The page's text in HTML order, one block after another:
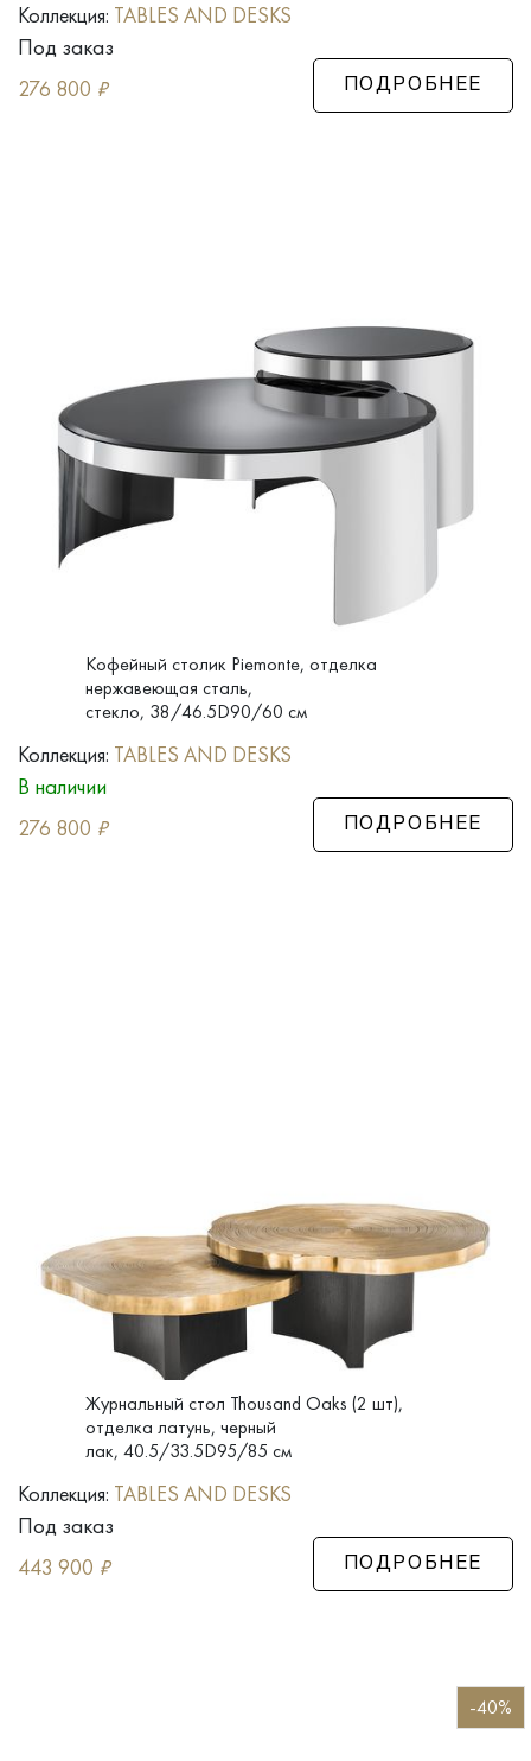
Коллекция: TABLES AND DESKS
Под заказ
276 800 ₽ ПОДРОБНЕЕ
Кофейный столик Piemonte, отделка
нержавеющая сталь,
стекло, 38/46.5D90/60 см
Коллекция: TABLES AND DESKS
В наличии
276 800 ₽ ПОДРОБНЕЕ
Журнальный стол Thousand Oaks (2 шт),
отделка латунь, черный
лак, 40.5/33.5D95/85 см
Коллекция: TABLES AND DESKS
Под заказ
443 900 ₽ ПОДРОБНЕЕ
-40%